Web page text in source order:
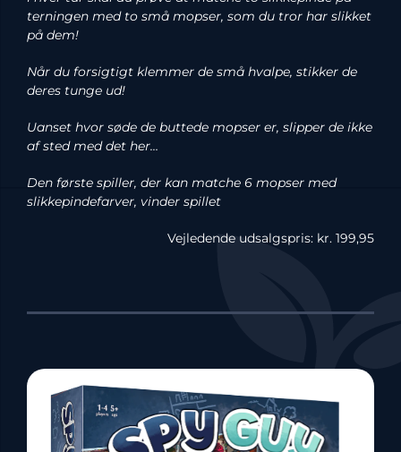
terningen med to små mopser, som du tror har slikket
på dem!
Når du forsigtigt klemmer de små hvalpe, stikker de
deres tunge ud!
Uanset hvor søde de buttede mopser er, slipper de ikke
af sted med det her…
Den første spiller, der kan matche 6 mopser med
slikkepindefarver, vinder spillet
Vejledende udsalgspris: kr. 199,95